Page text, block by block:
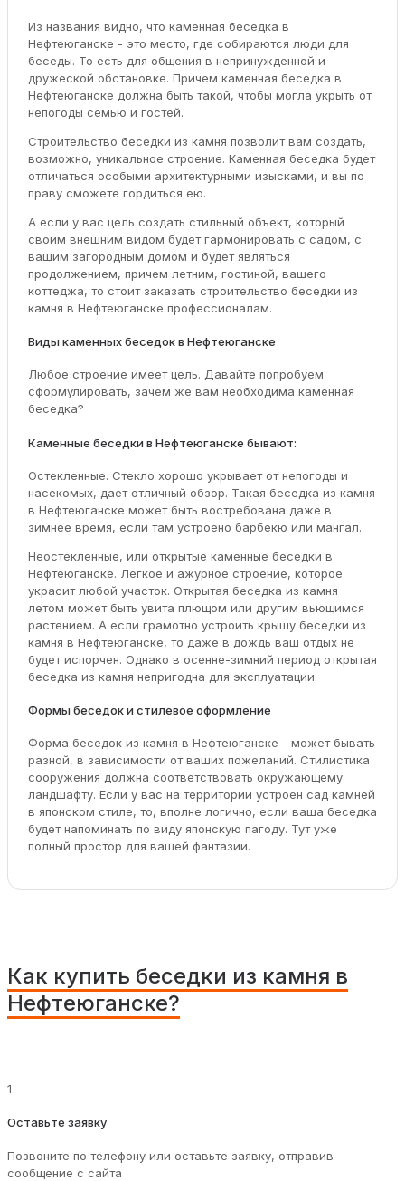
Из названия видно, что каменная беседка в
Нефтеюганске - это место, где собираются люди для
беседы. То есть для общения в непринужденной и
дружеской обстановке. Причем каменная беседка в
Нефтеюганске должна быть такой, чтобы могла укрыть от
непогоды семью и гостей.
Строительство беседки из камня позволит вам создать,
возможно, уникальное строение. Каменная беседка будет
отличаться особыми архитектурными изысками, и вы по
праву сможете гордиться ею.
А если у вас цель создать стильный объект, который
своим внешним видом будет гармонировать с садом, с
вашим загородным домом и будет являться
продолжением, причем летним, гостиной, вашего
коттеджа, то стоит заказать строительство беседки из
камня в Нефтеюганске профессионалам.
Виды каменных беседок в Нефтеюганске
Любое строение имеет цель. Давайте попробуем
сформулировать, зачем же вам необходима каменная
беседка?
Каменные беседки в Нефтеюганске бывают:
Остекленные. Стекло хорошо укрывает от непогоды и
насекомых, дает отличный обзор. Такая беседка из камня
в Нефтеюганске может быть востребована даже в
зимнее время, если там устроено барбекю или мангал.
Неостекленные, или открытые каменные беседки в
Нефтеюганске. Легкое и ажурное строение, которое
украсит любой участок. Открытая беседка из камня
летом может быть увита плющом или другим вьющимся
растением. А если грамотно устроить крышу беседки из
камня в Нефтеюганске, то даже в дождь ваш отдых не
будет испорчен. Однако в осенне-зимний период открытая
беседка из камня непригодна для эксплуатации.
Формы беседок и стилевое оформление
Форма беседок из камня в Нефтеюганске - может бывать
разной, в зависимости от ваших пожеланий. Стилистика
сооружения должна соответствовать окружающему
ландшафту. Если у вас на территории устроен сад камней
в японском стиле, то, вполне логично, если ваша беседка
будет напоминать по виду японскую пагоду. Тут уже
полный простор для вашей фантазии.
Как купить беседки из камня в
Нефтеюганске?
1
Оставьте заявку
Позвоните по телефону или оставьте заявку, отправив
сообщение с сайта